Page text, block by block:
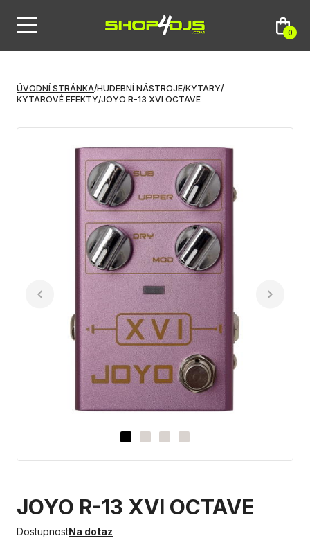
0
ÚVODNÍ STRÁNKA/HUDEBNÍ NÁSTROJE/KYTARY/
KYTAROVÉ EFEKTY/JOYO R-13 XVI OCTAVE
JOYO R-13 XVI OCTAVE
DostupnostNa dotaz